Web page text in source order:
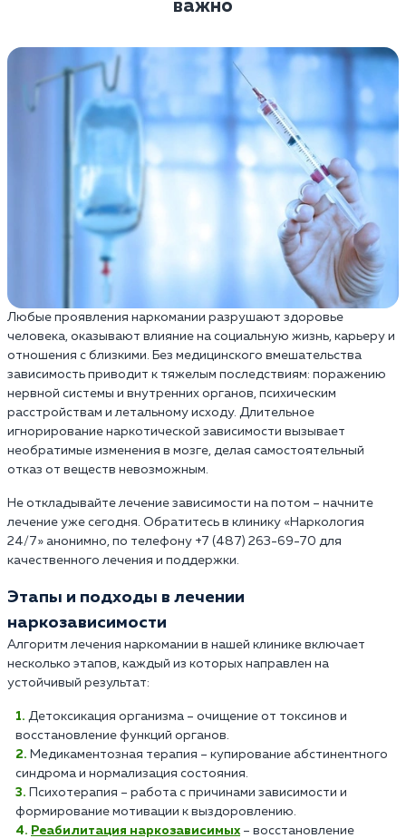
важно
Любые проявления наркомании разрушают здоровье
человека, оказывают влияние на социальную жизнь, карьеру и
отношения с близкими. Без медицинского вмешательства
зависимость приводит к тяжелым последствиям: поражению
нервной системы и внутренних органов, психическим
расстройствам и летальному исходу. Длительное
игнорирование наркотической зависимости вызывает
необратимые изменения в мозге, делая самостоятельный
отказ от веществ невозможным.
Не откладывайте лечение зависимости на потом – начните
лечение уже сегодня. Обратитесь в клинику «Наркология
24/7» анонимно, по телефону +7 (487) 263-69-70 для
качественного лечения и поддержки.
Этапы и подходы в лечении
наркозависимости
Алгоритм лечения наркомании в нашей клинике включает
несколько этапов, каждый из которых направлен на
устойчивый результат:
Детоксикация организма – очищение от токсинов и
восстановление функций органов.
Медикаментозная терапия – купирование абстинентного
синдрома и нормализация состояния.
Психотерапия – работа с причинами зависимости и
формирование мотивации к выздоровлению.
Реабилитация наркозависимых – восстановление